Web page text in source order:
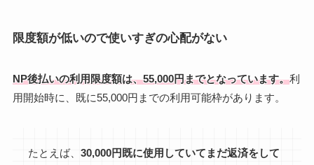
限度額が低いので使いすぎの心配がない
NP後払いの利用限度額は、55,000円までとなっています。利
用開始時に、既に55,000円までの利用可能枠があります。
たとえば、30,000円既に使用していてまだ返済をして